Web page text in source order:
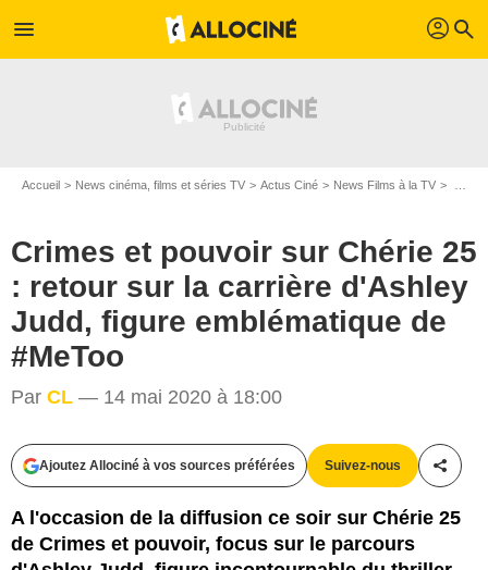
menu profil search
Accueil News cinéma, films et séries TV Actus Ciné News Films à la TV
Crimes et pouvoir sur Chérie 25
: retour sur la carrière d'Ashley
Judd, figure emblématique de
#MeToo
Par CL — 14 mai 2020 à 18:00
Ajoutez Allociné à vos sources préférées Suivez-nous
A l'occasion de la diffusion ce soir sur Chérie 25
de Crimes et pouvoir, focus sur le parcours